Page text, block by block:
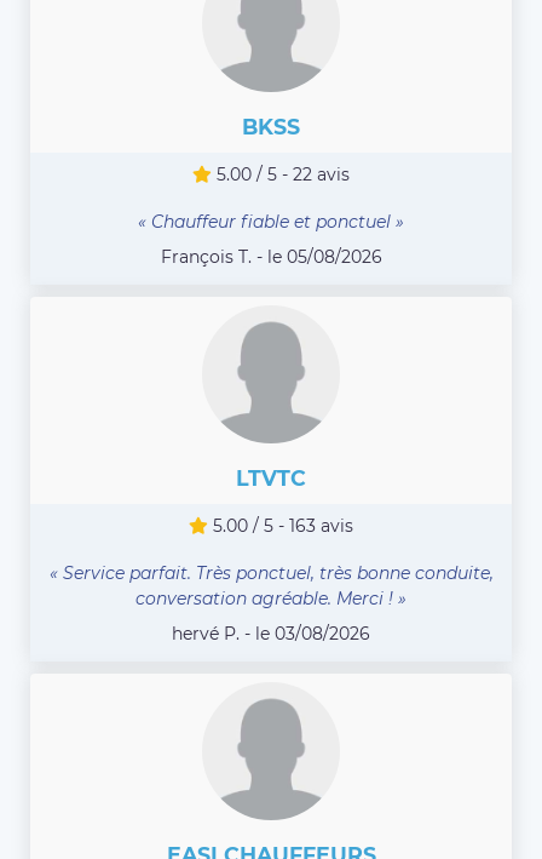
BKSS
5.00 / 5 - 22 avis
« Chauffeur fiable et ponctuel »
François T. - le 05/08/2026
LTVTC
5.00 / 5 - 163 avis
« Service parfait. Très ponctuel, très bonne conduite,
conversation agréable. Merci ! »
hervé P. - le 03/08/2026